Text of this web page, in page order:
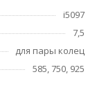
i5097
7,5
для пары колец
585, 750, 925